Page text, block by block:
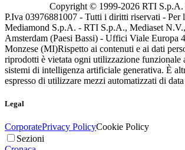
Copyright © 1999-2026 RTI S.p.A.
P.Iva 03976881007 - Tutti i diritti riservati - Per
Mediamond S.p.A. - RTI S.p.A., Mediaset
Amsterdam (Paesi Bassi) - Uffici Viale Europa
Monzese (MI)Rispetto ai contenuti e ai dati
riprodotti è vietata ogni utilizzazione funzionale
sistemi di intelligenza artificiale generativa. È
espresso di utilizzare mezzi automatizzati di
Legal
CorporatePrivacy PolicyCookie Policy
Sezioni